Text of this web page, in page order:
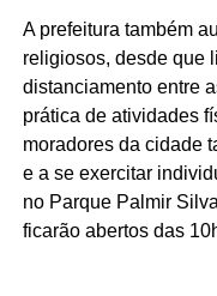
A prefeitura também
religiosos, desde que
distanciamento entre
prática de atividades
moradores da cidade
e a se exercitar
no Parque Palmir
ficarão abertos das